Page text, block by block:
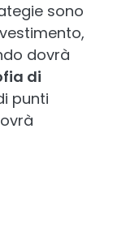
sono
dovrà
di
punti